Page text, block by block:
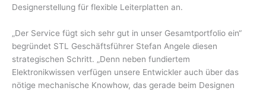
Designerstellung für flexible Leiterplatten an.
„Der Service fügt sich sehr gut in unser Gesamtportfolio ein“
begründet STL Geschäftsführer Stefan Angele diesen
strategischen Schritt. „Denn neben fundiertem
Elektronikwissen verfügen unsere Entwickler auch über das
nötige mechanische Knowhow, das gerade beim Designen